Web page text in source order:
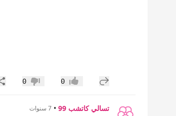
إضافة رد جديد
إعجاب0 عدم إعجاب
0
تسالي كاتشب 99 • 7 سنوات